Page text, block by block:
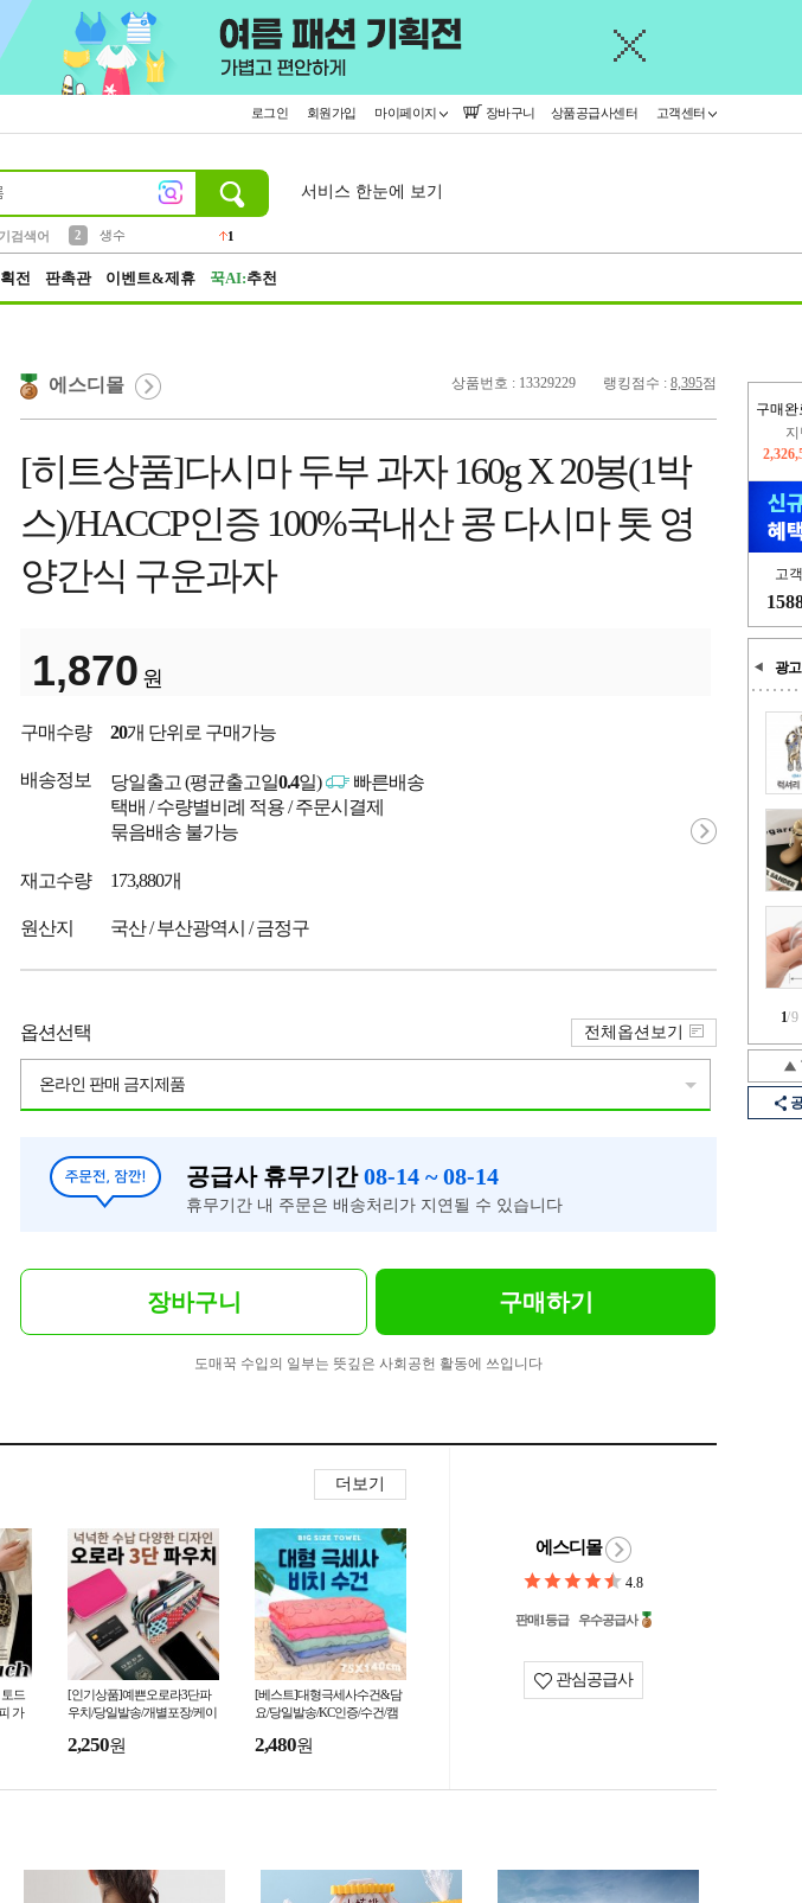
로그인 회원가입 마이페이지 장바구니 상품공급사센터 고객센터
검색어
2
생수
1
서비스 한눈에 보기
전 판촉관 이벤트&제휴 꾹AI:추천
구매완
고
광고
1/9
상품번호 : 13329229 랭킹점수 : 8,395점
에스디몰
[히트상품]다시마 두부 과자 160g X 20봉(1박
스)/HACCP인증 100%국내산 콩 다시마 톳 영
양간식 구운과자
1,870 원
구매수량 20개 단위로 구매가능
배송정보 당일출고 (평균출고일0.4일)
빠른배송
택배 / 수량별비례 적용 / 주문시결제
묶음배송 불가능
재고수량 173,880개
원산지 국산 / 부산광역시 / 금정구
옵션선택
온라인 판매 금지제품
전체옵션보기
공급사 휴무기간08-14 ~ 08-14
휴무기간 내 주문은 배송처리가 지연될 수 있습니다
장바구니 구매하기
도매꾹 수입의 일부는 뜻깊은 사회공헌 활동에 쓰입니다
더보기
드
가
[인기상품]예쁜오로라3단파
우치/당일발송/개별포장/케이
갑/선물/단체/답례품
2,250원
[베스트]대형극세사수건&담
요/당일발송/KC인증/수건/캠
물/타올/타월/사은품
2,480원
에스디몰
4.8
판매1등급 우수공급사
관심공급사